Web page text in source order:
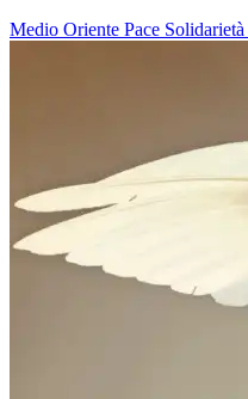
Medio Oriente Pace Solidarietà